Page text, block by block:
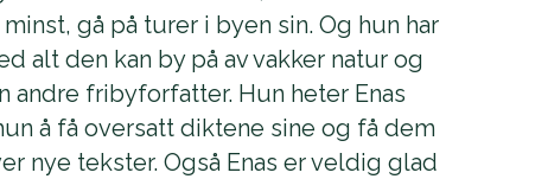
gå på turer i byen sin. Og hun har
alt den kan by på av vakker natur og
andre fribyforfatter. Hun heter Enas
å få oversatt diktene sine og få dem
nye tekster. Også Enas er veldig glad